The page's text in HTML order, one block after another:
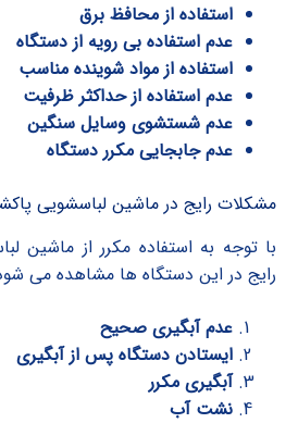
استفاده از محافظ برق
عدم استفاده بی رویه از دستگاه
استفاده از مواد شوینده مناسب
عدم استفاده از حداکثر ظرفیت
عدم شستشوی وسایل سنگین
عدم جابجایی مکرر دستگاه
مشکلات رایج در ماشین لباسشویی
با توجه به استفاده مکرر از ماشین
رایج در این دستگاه ها مشاهده می
عدم آبگیری صحیح
ایستادن دستگاه پس از آبگیری
آبگیری مکرر
نشت آب